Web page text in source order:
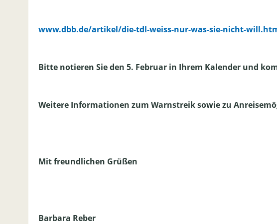
www.dbb.de/artikel/die-tdl-weiss-nur-was-sie-nicht-
Bitte notieren Sie den 5. Februar in Ihrem Kalender und
Weitere Informationen zum Warnstreik sowie zu
Mit freundlichen Grüßen
Barbara Reber